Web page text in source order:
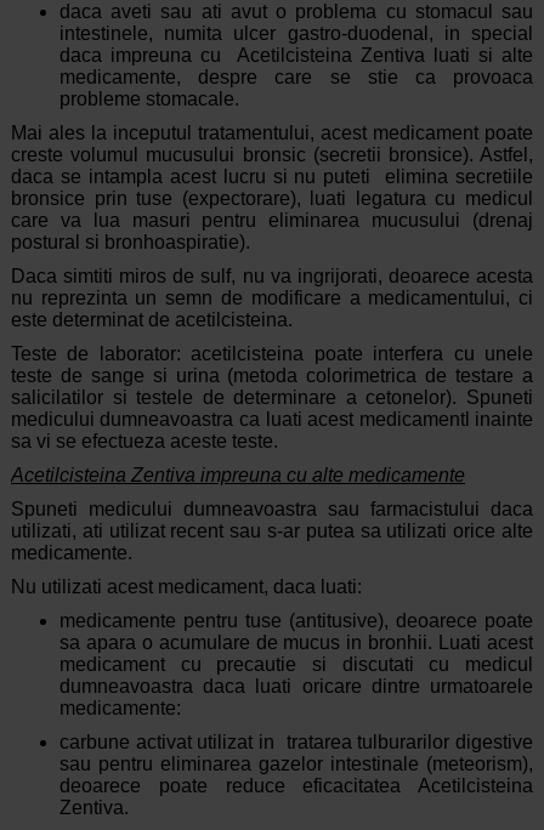
daca aveti sau ati avut o problema cu stomacul sau
intestinele, numita ulcer gastro-duodenal, in special
daca impreuna cu Acetilcisteina Zentiva luati si alte
medicamente, despre care se stie ca provoaca
probleme stomacale.
Mai ales la inceputul tratamentului, acest medicament poate
creste volumul mucusului bronsic (secretii bronsice). Astfel,
daca se intampla acest lucru si nu puteti elimina secretiile
bronsice prin tuse (expectorare), luati legatura cu medicul
care va lua masuri pentru eliminarea mucusului (drenaj
postural si bronhoaspiratie).
Daca simtiti miros de sulf, nu va ingrijorati, deoarece acesta
nu reprezinta un semn de modificare a medicamentului, ci
este determinat de acetilcisteina.
Teste de laborator: acetilcisteina poate interfera cu unele
teste de sange si urina (metoda colorimetrica de testare a
salicilatilor si testele de determinare a cetonelor). Spuneti
medicului dumneavoastra ca luati acest medicamentl inainte
sa vi se efectueza aceste teste.
Acetilcisteina Zentiva impreuna cu alte medicamente
Spuneti medicului dumneavoastra sau farmacistului daca
utilizati, ati utilizat recent sau s-ar putea sa utilizati orice alte
medicamente.
Nu utilizati acest medicament, daca luati:
medicamente pentru tuse (antitusive), deoarece poate
sa apara o acumulare de mucus in bronhii. Luati acest
medicament cu precautie si discutati cu medicul
dumneavoastra daca luati oricare dintre urmatoarele
medicamente:
carbune activat utilizat in tratarea tulburarilor digestive
sau pentru eliminarea gazelor intestinale (meteorism),
deoarece poate reduce eficacitatea Acetilcisteina
Zentiva.